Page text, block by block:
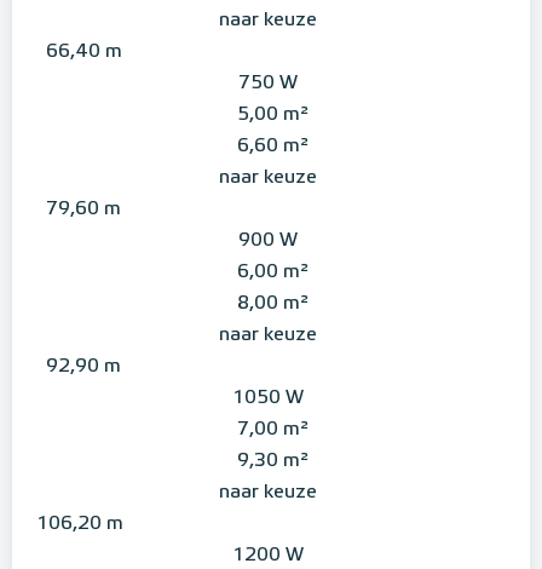
naar keuze
66,40 m
750 W
5,00 m²
6,60 m²
naar keuze
79,60 m
900 W
6,00 m²
8,00 m²
naar keuze
92,90 m
1050 W
7,00 m²
9,30 m²
naar keuze
106,20 m
1200 W